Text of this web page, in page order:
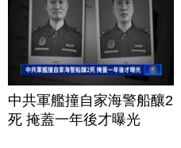
中共軍艦撞自家海警船釀2
死 掩蓋一年後才曝光